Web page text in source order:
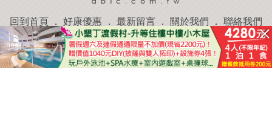
回到首頁 ． 好康優惠 ． 最新留言 ． 關於我們 ． 聯絡我們
部落格微件．商家合作．討論區．推薦景點． APP下載
羿磊資訊 服務條款&隱私權政策